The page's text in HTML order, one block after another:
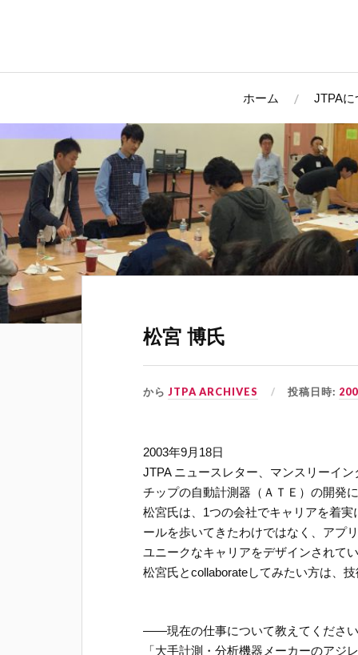
ホーム JTPAに
松宮 博氏
からJTPA ARCHIVES 投稿日時:
2003年9月18日
JTPA ニュースレター、マンスリーイ
チップの自動計測器（ＡＴＥ）の開発
松宮氏は、1つの会社でキャリアを着
ールを歩いてきたわけではなく、アプ
ユニークなキャリアをデザインされて
松宮氏とcollaborateしてみたい方は、
――現在の仕事について教えてくださ
「大手計測・分析機器メーカーのア